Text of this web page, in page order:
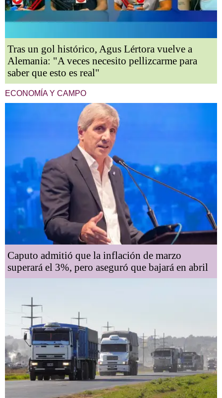
Tras un gol histórico, Agus Lértora vuelve a
Alemania: "A veces necesito pellizcarme para
saber que esto es real"
ECONOMÍA Y CAMPO
Caputo admitió que la inflación de marzo
superará el 3%, pero aseguró que bajará en abril